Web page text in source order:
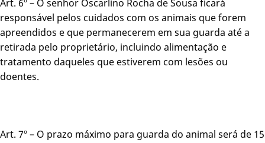
Art. 6º – O senhor Oscarlino Rocha de Sousa ficará
responsável pelos cuidados com os animais que forem
apreendidos e que permanecerem em sua guarda até a
retirada pelo proprietário, incluindo alimentação e
tratamento daqueles que estiverem com lesões ou
doentes.
Art. 7º – O prazo máximo para guarda do animal será de 15